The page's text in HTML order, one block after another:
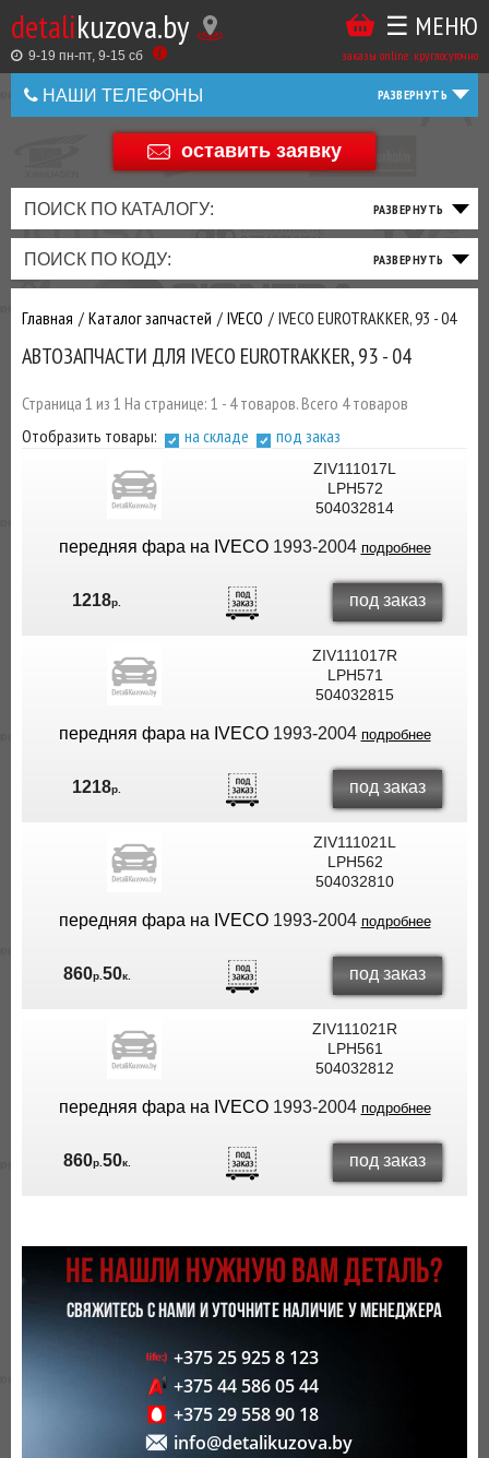
detalikuzova.by
9-19 пн-пт, 9-15 cб заказы online: круглосуточно
☰ МЕНЮ
НАШИ ТЕЛЕФОНЫ
+375 44 586 05 44
оставить заявку
ПОИСК ПО КАТАЛОГУ:
ПОИСК ПО КОДУ:
Главная Каталог запчастей IVECO IVECO EUROTRAKKER, 93 - 04
АВТОЗАПЧАСТИ ДЛЯ IVECO EUROTRAKKER, 93 - 04
Страница 1 из 1 На странице: 1 - 4 товаров. Всего 4 товаров
Отобразить товары:
на складе под заказ
ZIV111017L
LPH572
504032814
передняя фара на IVECO 1993-2004 подробнее
1218р. под заказ
ZIV111017R
LPH571
504032815
передняя фара на IVECO 1993-2004 подробнее
1218р. под заказ
ZIV111021L
LPH562
504032810
передняя фара на IVECO 1993-2004 подробнее
860р. 50к. под заказ
ZIV111021R
LPH561
504032812
передняя фара на IVECO 1993-2004 подробнее
860р. 50к. под заказ
НЕ НАШЛИ НУЖНУЮ ВАМ ДЕТАЛЬ?
СВЯЖИТЕСЬ С НАМИ И УТОЧНИТЕ НАЛИЧИЕ У МЕНЕДЖЕРА
+375 25 925 8 123
+375 44 586 05 44
+375 29 558 90 18
info@detalikuzova.by
Купить
в
1
Беларусь
+375
+375
ТАКЖЕ
ВЫ
МОЖЕТЕ
У
ЗАКАЗАТЬ
ТО
ФИЛЬТРА
ТОРМОЗНАЯ
СИСТЕМА
ПОДВЕСКА
РУЛЕВОЕ
ТРАНСМИССИЯ
ПРИВОД
ДВИГАТЕЛЬ
ВЫХЛОП
ЭЛЕКТРИКА
ОСВЕЩЕНИЕ
РАСХОДНИКИ,
ЗАПЧАСТИ К
ЗАКАЗУ ЧЕРЕЗ